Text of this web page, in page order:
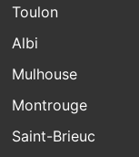
Toulon
Albi
Mulhouse
Montrouge
Saint-Brieuc